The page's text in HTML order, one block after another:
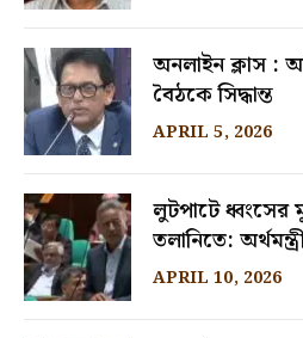
অনলাইন ক্লাস :
বৈঠকে সিদ্ধান্ত
APRIL 5, 2026
লুটপাটে ধ্বংসের
তলানিতে: অর্থমন্ত্রী
APRIL 10, 2026